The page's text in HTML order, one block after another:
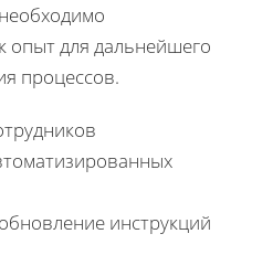
опыт для дальнейшего
процессов.
инструкций